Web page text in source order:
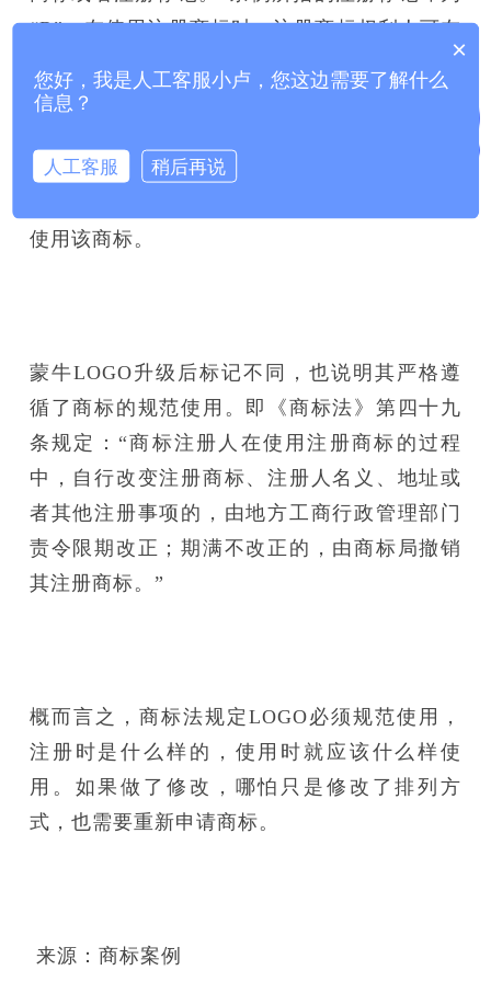
“R”，在使用注册商标时，注册商标权利人可在
“R”商标是已经得到了商标局核准注册，其申
人和组织都不得侵犯其商标专用权。
使用该商标。
蒙牛LOGO升级后标记不同，也说明其严格遵
循了商标的规范使用。即《商标法》第四十九
条规定：“商标注册人在使用注册商标的过程
中，自行改变注册商标、注册人名义、地址或
者其他注册事项的，由地方工商行政管理部门
责令限期改正；期满不改正的，由商标局撤销
其注册商标。”
概而言之，商标法规定LOGO必须规范使用，
注册时是什么样的，使用时就应该什么样使
用。如果做了修改，哪怕只是修改了排列方
式，也需要重新申请商标。
来源：商标案例
×
您好，我是人工客服小卢，您这边需要了解什么
信息？
人工客服 稍后再说